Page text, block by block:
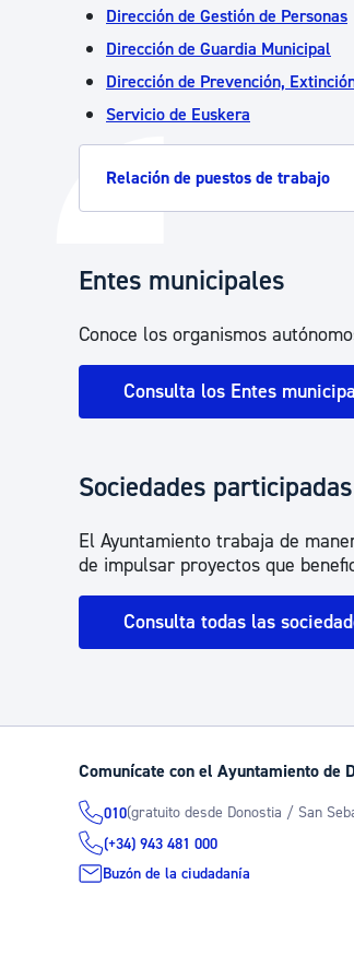
Dirección de Gestión de Personas
Dirección de Guardia Municipal
Dirección de Prevención,
Servicio de Euskera
Relación de puestos de trabajo
Entes municipales
Conoce los organismos
Consulta los Entes
Sociedades
El Ayuntamiento trabaja de
de impulsar proyectos que
Consulta todas las
Comunícate con el Ayuntamiento de
010(gratuito desde Donostia / San
(+34) 943 481 000
Buzón de la ciudadanía